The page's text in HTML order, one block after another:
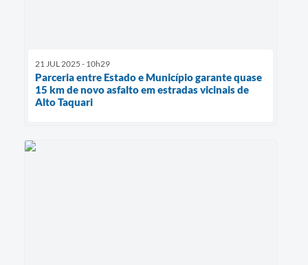
21 JUL 2025 - 10h29
Parceria entre Estado e Município garante quase
15 km de novo asfalto em estradas vicinais de
Alto Taquari